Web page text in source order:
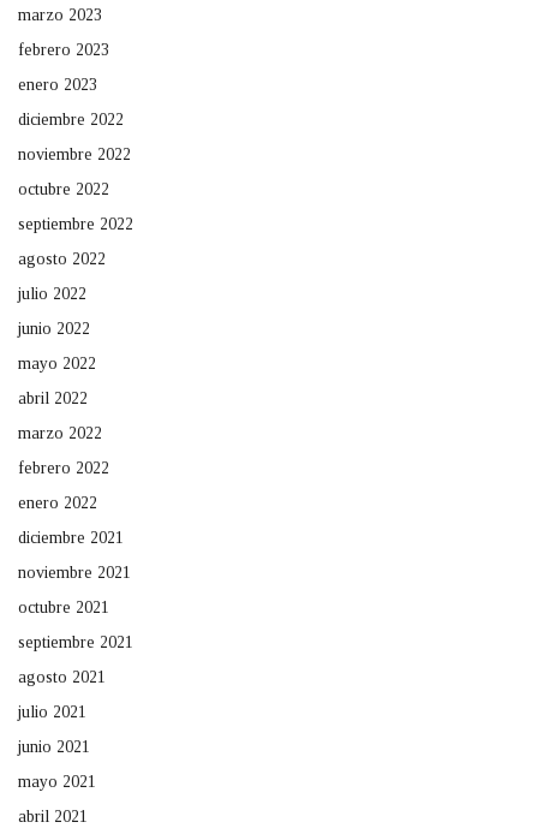
marzo 2023
febrero 2023
enero 2023
diciembre 2022
noviembre 2022
octubre 2022
septiembre 2022
agosto 2022
julio 2022
junio 2022
mayo 2022
abril 2022
marzo 2022
febrero 2022
enero 2022
diciembre 2021
noviembre 2021
octubre 2021
septiembre 2021
agosto 2021
julio 2021
junio 2021
mayo 2021
abril 2021